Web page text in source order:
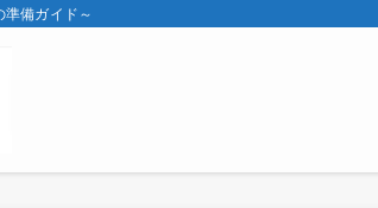
備ガイド～